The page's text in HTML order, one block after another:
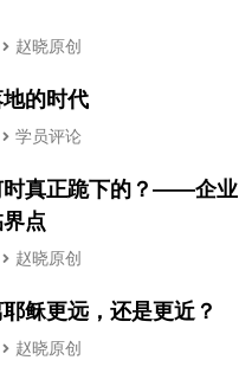
赵晓原创
的时代
学员评论
时真正跪下的？——企业
点
赵晓原创
稣更远，还是更近？
赵晓原创